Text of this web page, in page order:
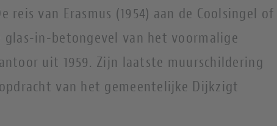
reis van Erasmus (1954) aan de Coolsingel of
glas-in-betongevel van het voormalige
uit 1959. Zijn laatste muurschildering
van het gemeentelijke Dijkzigt